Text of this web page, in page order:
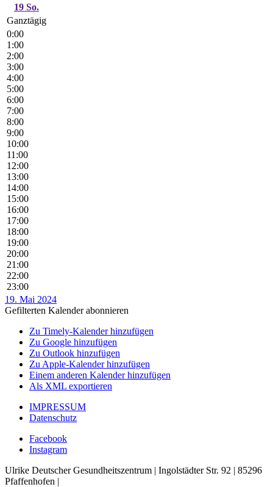
19 So.
Ganztägig
0:00
1:00
2:00
3:00
4:00
5:00
6:00
7:00
8:00
9:00
10:00
11:00
12:00
13:00
14:00
15:00
16:00
17:00
18:00
19:00
20:00
21:00
22:00
23:00
19. Mai 2024
Gefilterten Kalender abonnieren
Zu Timely-Kalender hinzufügen
Zu Google hinzufügen
Zu Outlook hinzufügen
Zu Apple-Kalender hinzufügen
Einem anderen Kalender hinzufügen
Als XML exportieren
IMPRESSUM
Datenschutz
Facebook
Instagram
Ulrike Deutscher Gesundheitszentrum | Ingolstädter Str. 92 | 85296
Pfaffenhofen |